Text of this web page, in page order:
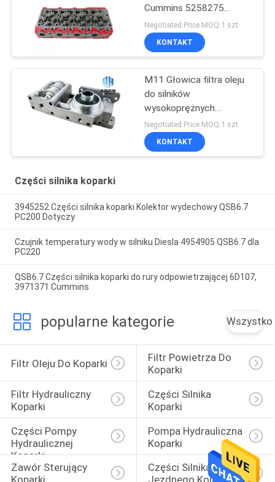
Cummins 5258275
5258276
Negotiated Price MOQ:1 szt
KONTAKT
M11 Głowica filtra oleju
do silników
wysokoprężnych
3102774 Do 455-7
Negotiated Price MOQ:1 szt
KONTAKT
Części silnika koparki
3945252 Części silnika koparki Kolektor wydechowy QSB6.7
PC200 Dotyczy
Czujnik temperatury wody w silniku Diesla 4954905 QSB6.7 dla
PC220
QSB6.7 Części silnika koparki do rury odpowietrzającej 6D107,
3971371 Cummins
popularne kategorie Wszystko
Filtr Oleju Do Koparki
Filtr Powietrza Do
Koparki
Filtr Hydrauliczny
Koparki
Części Silnika
Koparki
Części Pompy
Hydraulicznej
Koparki
Pompa Hydrauliczna
Koparki
Zawór Sterujący
Części Silnika